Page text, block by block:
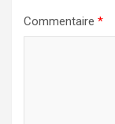
Commentaire *